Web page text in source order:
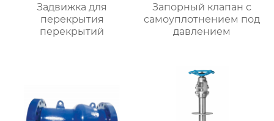
Задвижка для
перекрытия
перекрытий
Запорный клапан с
самоуплотнением под
давлением